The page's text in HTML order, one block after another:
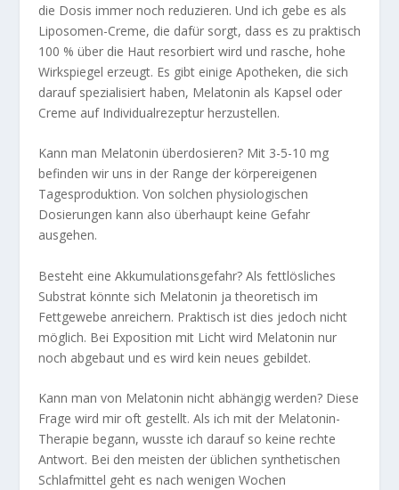
die Dosis immer noch reduzieren. Und ich gebe es als
Liposomen-Creme, die dafür sorgt, dass es zu praktisch
100 % über die Haut resorbiert wird und rasche, hohe
Wirkspiegel erzeugt. Es gibt einige Apotheken, die sich
darauf spezialisiert haben, Melatonin als Kapsel oder
Creme auf Individualrezeptur herzustellen.
Kann man Melatonin überdosieren? Mit 3-5-10 mg
befinden wir uns in der Range der körpereigenen
Tagesproduktion. Von solchen physiologischen
Dosierungen kann also überhaupt keine Gefahr
ausgehen.
Besteht eine Akkumulationsgefahr? Als fettlösliches
Substrat könnte sich Melatonin ja theoretisch im
Fettgewebe anreichern. Praktisch ist dies jedoch nicht
möglich. Bei Exposition mit Licht wird Melatonin nur
noch abgebaut und es wird kein neues gebildet.
Kann man von Melatonin nicht abhängig werden? Diese
Frage wird mir oft gestellt. Als ich mit der Melatonin-
Therapie begann, wusste ich darauf so keine rechte
Antwort. Bei den meisten der üblichen synthetischen
Schlafmittel geht es nach wenigen Wochen